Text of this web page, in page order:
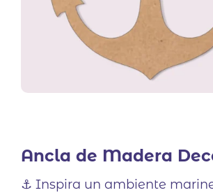
Ancla de Madera
⚓ Inspira un ambiente